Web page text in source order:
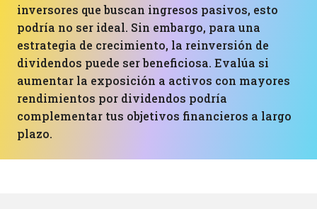
inversores que buscan ingresos pasivos, esto
podría no ser ideal. Sin embargo, para una
estrategia de crecimiento, la reinversión de
dividendos puede ser beneficiosa. Evalúa si
aumentar la exposición a activos con mayores
rendimientos por dividendos podría
complementar tus objetivos financieros a largo
plazo.